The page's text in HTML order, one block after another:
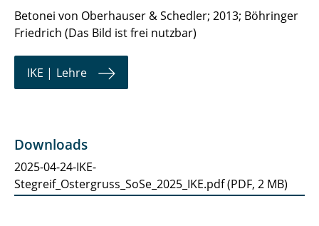
Betonei von Oberhauser & Schedler; 2013; Böhringer
Friedrich (Das Bild ist frei nutzbar)
IKE | Lehre
Downloads
2025-04-24-IKE-
Stegreif_Ostergruss_SoSe_2025_IKE.pdf(PDF, 2 MB)